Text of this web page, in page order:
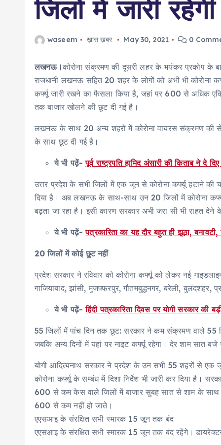
जिलों में जारी रहेंगी
waseem ख़ास ख़बर May 30, 2021 0
लखनऊ।कोरोना संक्रमण की दूसरी लहर के भयंकर प्रकोप के
राजधानी लखनऊ सहित 20 शहर के लोगों को अभी भी कोरोना
कर्फ्यू जारी रखने का फैसला किया है, जहां पर 600 से अधिक
तक बाजार खोलने की छूट दी गई है।
लखनऊ के साथ 20 अन्य शहरों में कोरोना वायरस संक्रमण की
के साथ छूट दी गई है।
ये भी पढ़ें-पूर्व राष्ट्रपति हामिद अंसारी की किताब ने दे
उत्तर प्रदेश के सभी जिलों में एक जून से कोरोना कर्फ्यू हटाने की
दिया है। अब लखनऊ के साथ-साथ उन 20 जिलों में कोरोना
बढ़ता जा रहा है। इसी कारण सरकार अभी जरा सी भी राहत देने
ये भी पढ़ें-पत्रकारिता का यह दौर बहुत ही झूठा,
20 जिलों में कोई छूट नहीं
प्रदेश सरकार ने रविवार को कोरोना कर्फ्यू को लेकर नई
गाजियाबाद, झांसी, मुजफ्फरपुर, गौतमबुद्धनगर, बरेली, बुलंदशहर,
ये भी पढ़ें-हिंदी पत्रकारिता दिवस पर योगी सरकार
55 जिलों में पांच दिन तक छूट: सरकार ने कम संक्रमण वाले 55
जबकि अन्य दिनों में यहां पर नाइट ​​​​​कर्फ्यू रहेगा। देर शाम सात
योगी आदित्यनाथ सरकार ने प्रदेश के उन सभी 55 शहरों से
कोरोना ​​​​​कर्फ्यू के सम्बंध में दिशा निर्देश भी जारी कर दिया
600 से कम केस वाले जिलों में बाजार सुबह सात से शाम के
600 से कम नहीं हो जाते।
एएसआइ के संरक्षित सभी स्मारक 15 जून तक बंद
एएसआइ के संरक्षित सभी स्मारक 15 जून तक बंद रहेंगे।